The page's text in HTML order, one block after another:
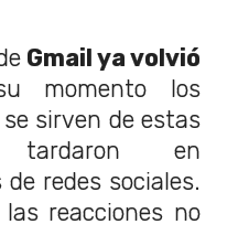
Gmail ya volvió
momento los
sirven de estas
tardaron en
redes sociales.
reacciones no